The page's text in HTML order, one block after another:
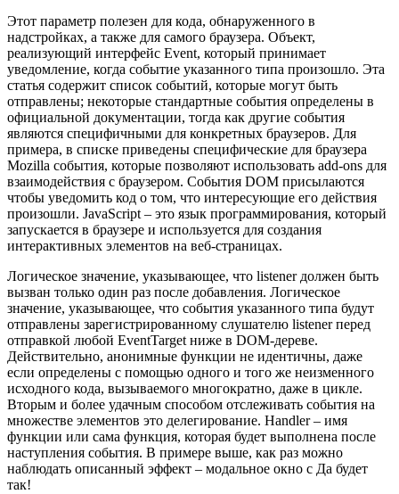
Этот параметр полезен для кода, обнаруженного в
надстройках, а также для самого браузера. Объект,
реализующий интерфейс Event, который принимает
уведомление, когда событие указанного типа произошло. Эта
статья содержит список событий, которые могут быть
отправлены; некоторые стандартные события определены в
официальной документации, тогда как другие события
являются специфичными для конкретных браузеров. Для
примера, в списке приведены специфические для браузера
Mozilla события, которые позволяют использовать add-ons для
взаимодействия с браузером. События DOM присылаются
чтобы уведомить код о том, что интересующие его действия
произошли. JavaScript – это язык программирования, который
запускается в браузере и используется для создания
интерактивных элементов на веб-страницах.
Логическое значение, указывающее, что listener должен быть
вызван только один раз после добавления. Логическое
значение, указывающее, что события указанного типа будут
отправлены зарегистрированному слушателю listener перед
отправкой любой EventTarget ниже в DOM-дереве.
Действительно, анонимные функции не идентичны, даже
если определены с помощью одного и того же неизменного
исходного кода, вызываемого многократно, даже в цикле.
Вторым и более удачным способом отслеживать события на
множестве элементов это делегирование. Handler – имя
функции или сама функция, которая будет выполнена после
наступления события. В примере выше, как раз можно
наблюдать описанный эффект – модальное окно с Да будет
так!